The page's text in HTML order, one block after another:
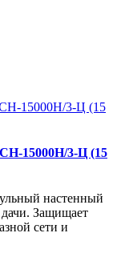
15000Н/3-Ц (15
настенный
Защищает
сети и